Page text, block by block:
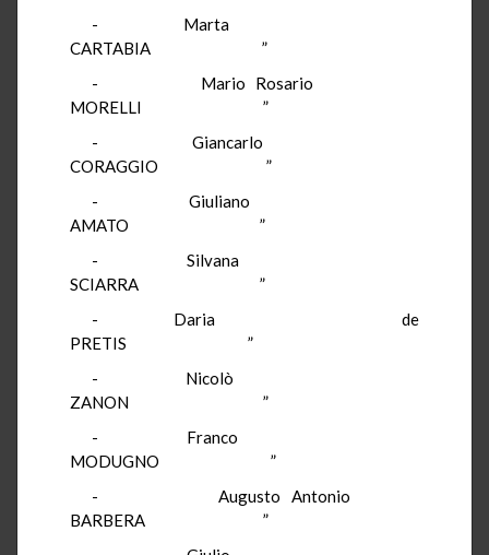
- Marta
CARTABIA ”
- Mario Rosario
MORELLI ”
- Giancarlo
CORAGGIO ”
- Giuliano
AMATO ”
- Silvana
SCIARRA ”
- Daria de
PRETIS ”
- Nicolò
ZANON ”
- Franco
MODUGNO ”
- Augusto Antonio
BARBERA ”